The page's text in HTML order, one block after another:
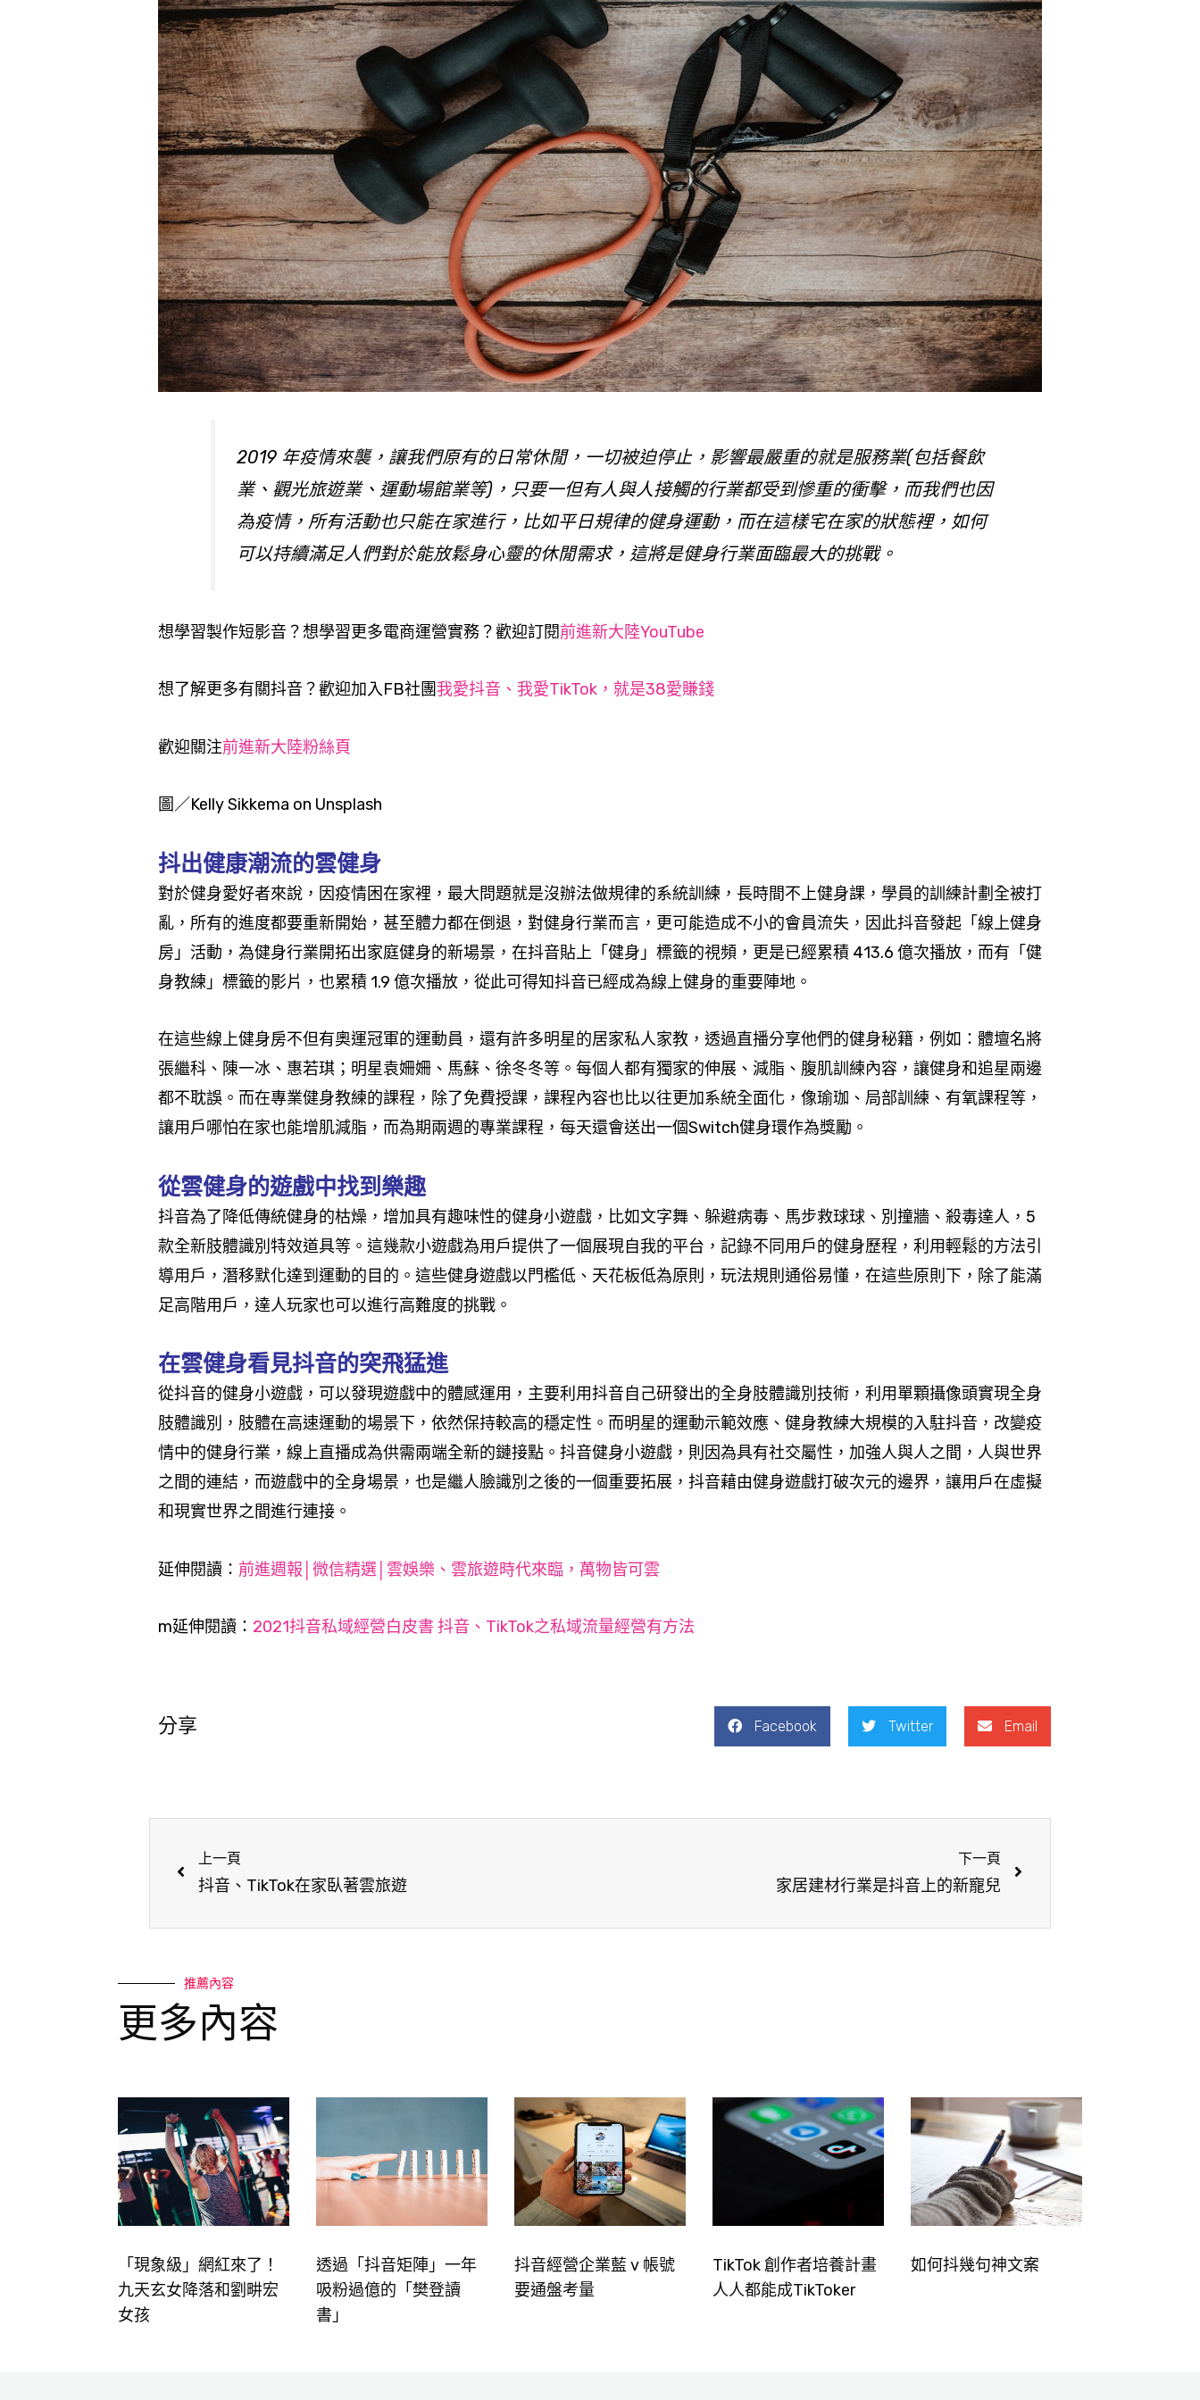
2019 年疫情來襲，讓我們原有的日常休閒，一切被迫停止，影響最嚴重的就是服務業(包括餐飲
業、觀光旅遊業、 運動場館業等)，只要一但有人與人接觸的行業都受到慘重的衝擊，而我們也因
為疫情，所有活動也只能在家進行，比如平日規律的健身運動，而在這樣宅在家的狀態裡，如何
可以持續滿足人們對於能放鬆身心靈的休閒需求，這將是健身行業面臨最大的挑戰。
想學習製作短影音？想學習更多電商運營實務？歡迎訂閱前進新大陸YouTube
想了解更多有關抖音？歡迎加入FB社團我愛抖音、我愛TikTok，就是38愛賺錢
歡迎關注前進新大陸粉絲頁
圖／Kelly Sikkema on Unsplash
抖出健康潮流的雲健身
對於健身愛好者來說，因疫情困在家裡，最大問題就是沒辦法做規律的系統訓練，長時間不上健身課，學員的訓練計劃全被打
亂，所有的進度都要重新開始，甚至體力都在倒退，對健身行業而言，更可能造成不小的會員流失，因此抖音發起「線上健身
房」活動，為健身行業開拓出家庭健身的新場景，在抖音貼上「健身」標籤的視頻，更是已經累積 413.6 億次播放，而有「健
身教練」標籤的影片，也累積 1.9 億次播放，從此可得知抖音已經成為線上健身的重要陣地。
在這些線上健身房不但有奧運冠軍的運動員，還有許多明星的居家私人家教，透過直播分享他們的健身秘籍，例如：體壇名將
張繼科、陳一冰、惠若琪；明星袁姍姍、馬蘇、徐冬冬等。每個人都有獨家的伸展、減脂、腹肌訓練內容，讓健身和追星兩邊
都不耽誤。而在專業健身教練的課程，除了免費授課，課程內容也比以往更加系統全面化，像瑜珈、局部訓練、有氧課程等，
讓用戶哪怕在家也能增肌減脂，而為期兩週的專業課程，每天還會送出一個Switch健身環作為獎勵。
從雲健身的遊戲中找到樂趣
抖音為了降低傳統健身的枯燥，增加具有趣味性的健身小遊戲，比如文字舞、躲避病毒、馬步救球球、別撞牆、殺毒達人，5
款全新肢體識別特效道具等。這幾款小遊戲為用戶提供了一個展現自我的平台，記錄不同用戶的健身歷程，利用輕鬆的方法引
導用戶，潛移默化達到運動的目的。這些健身遊戲以門檻低、天花板低為原則，玩法規則通俗易懂，在這些原則下，除了能滿
足高階用戶，達人玩家也可以進行高難度的挑戰。
在雲健身看見抖音的突飛猛進
從抖音的健身小遊戲，可以發現遊戲中的體感運用，主要利用抖音自己研發出的全身肢體識別技術，利用單顆攝像頭實現全身
肢體識別，肢體在高速運動的場景下，依然保持較高的穩定性。而明星的運動示範效應、健身教練大規模的入駐抖音，改變疫
情中的健身行業，線上直播成為供需兩端全新的鏈接點。抖音健身小遊戲，則因為具有社交屬性，加強人與人之間，人與世界
之間的連結，而遊戲中的全身場景，也是繼人臉識別之後的一個重要拓展，抖音藉由健身遊戲打破次元的邊界，讓用戶在虛擬
和現實世界之間進行連接。
延伸閱讀 ： 前進週報│微信精選│雲娛樂、雲旅遊時代來臨，萬物皆可雲
m延伸閱讀 ： 2021抖音私域經營白皮書 抖音、TikTok之私域流量經營有方法
分享 Facebook Twitter Email
上一頁
抖音、TikTok在家臥著雲旅遊
下一頁
家居建材行業是抖音上的新寵兒
推薦內容
更多內容
「現象級」網紅來了！
九天玄女降落和劉畊宏
女孩
透過「抖音矩陣」一年
吸粉過億的「樊登讀
書」
抖音經營企業藍 v 帳號
要通盤考量
TikTok 創作者培養計畫
人人都能成TikToker
如何抖幾句神文案